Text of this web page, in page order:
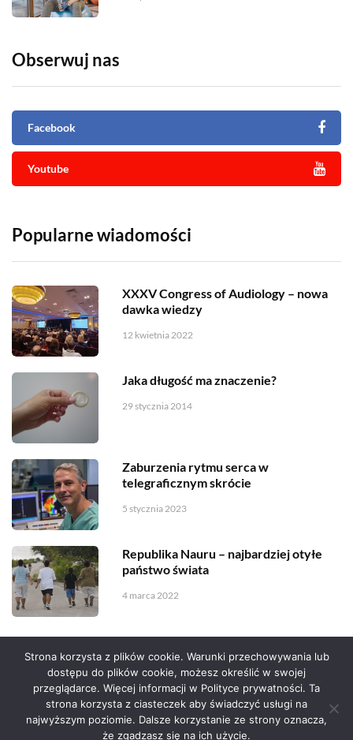
Obserwuj nas
Facebook
Youtube
Popularne wiadomości
XXXV Congress of Audiology – nowa
dawka wiedzy
12 kwietnia 2022
Jaka długość ma znaczenie?
29 stycznia 2014
Zaburzenia rytmu serca w
telegraficznym skrócie
5 stycznia 2023
Republika Nauru – najbardziej otyłe
państwo świata
4 marca 2022
Serwis zaprojektował Grzegorz Sztank .
Strona korzysta z plików cookie. Warunki przechowywania lub
dostępu do plików cookie, możesz określić w swojej
przeglądarce. Więcej informacji w Polityce prywatności. Ta
strona korzysta z ciasteczek aby świadczyć usługi na
najwyższym poziomie. Dalsze korzystanie ze strony oznacza,
że zgadzasz się na ich użycie.